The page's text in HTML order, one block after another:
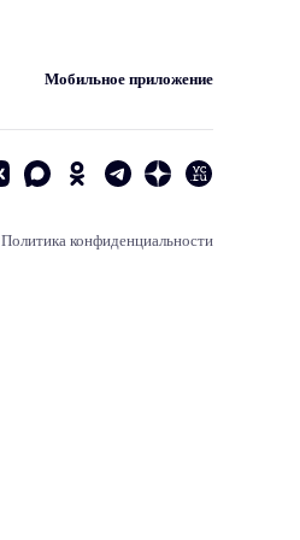
Мобильное приложение
Политика конфиденциальности